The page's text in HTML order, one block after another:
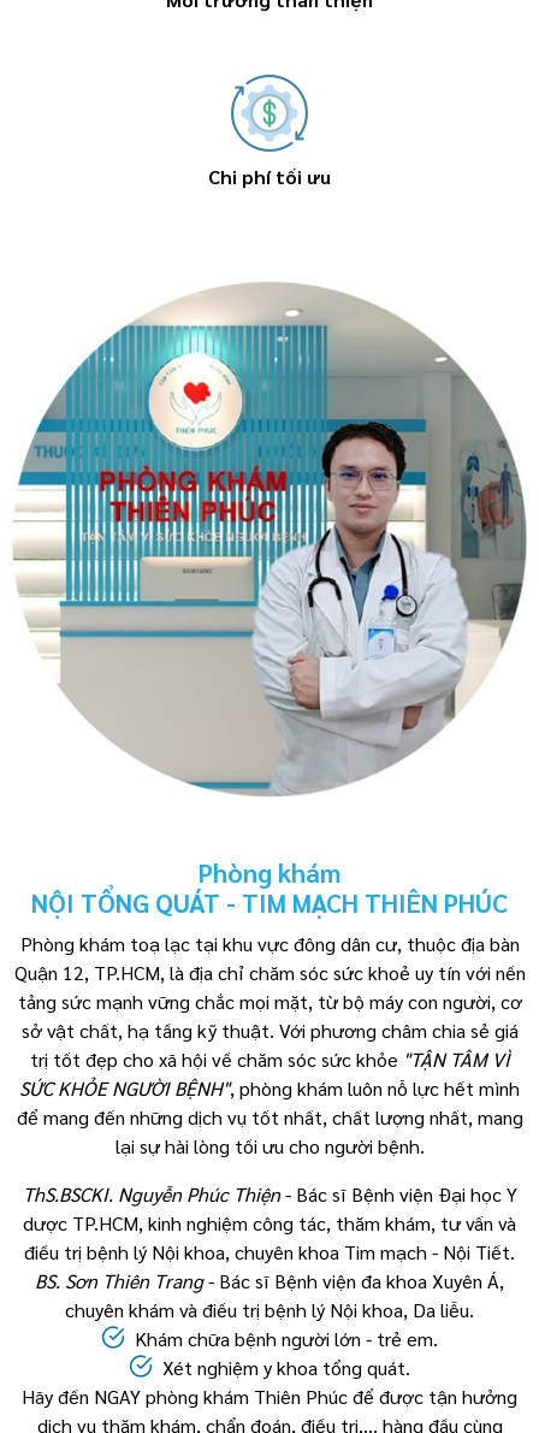
Chi phí tối ưu
Phòng khám
NỘI TỔNG QUÁT - TIM MẠCH THIÊN PHÚC
Phòng khám toạ lạc tại khu vực đông dân cư, thuộc địa bàn
Quận 12, TP.HCM, là địa chỉ chăm sóc sức khoẻ uy tín với nền
tảng sức mạnh vững chắc mọi mặt, từ bộ máy con người, cơ
sở vật chất, hạ tầng kỹ thuật. Với phương châm chia sẻ giá
trị tốt đẹp cho xã hội về chăm sóc sức khỏe "TẬN TÂM VÌ
SỨC KHỎE NGƯỜI BỆNH", phòng khám luôn nỗ lực hết mình
để mang đến những dịch vụ tốt nhất, chất lượng nhất, mang
lại sự hài lòng tối ưu cho người bệnh.
ThS.BSCKI. Nguyễn Phúc Thiện- Bác sĩ Bệnh viện Đại học Y
dược TP.HCM, kinh nghiệm công tác, thăm khám, tư vấn và
điều trị bệnh lý Nội khoa, chuyên khoa Tim mạch - Nội Tiết.
BS. Sơn Thiên Trang- Bác sĩ Bệnh viện đa khoa Xuyên Á,
chuyên khám và điều trị bệnh lý Nội khoa, Da liễu.
Khám chữa bệnh người lớn - trẻ em.
Xét nghiệm y khoa tổng quát.
Hãy đến NGAY phòng khám Thiên Phúc để được tận hưởng
dịch vụ thăm khám, chẩn đoán, điều trị,... hàng đầu cùng